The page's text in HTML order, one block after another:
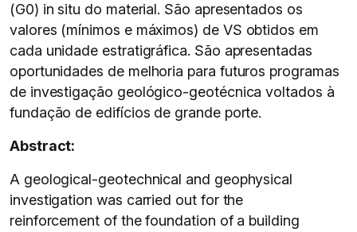
(G0) in situ do material. São apresentados os
valores (mínimos e máximos) de VS obtidos em
cada unidade estratigráfica. São apresentadas
oportunidades de melhoria para futuros programas
de investigação geológico-geotécnica voltados à
fundação de edifícios de grande porte.
Abstract:
A geological-geotechnical and geophysical
investigation was carried out for the
reinforcement of the foundation of a building